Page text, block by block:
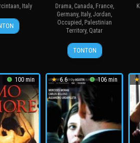
, Italy
12
Jun
Michela
Andreozzi
Drama, Canada, France,
Germany, Italy, Jordan,
Occupied , Palestinian
Territory, Qatar
13
Nov
Ameer
Fakher
TONTON
100 min 6.6 106 min